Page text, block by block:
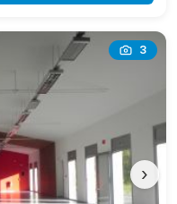
3
›